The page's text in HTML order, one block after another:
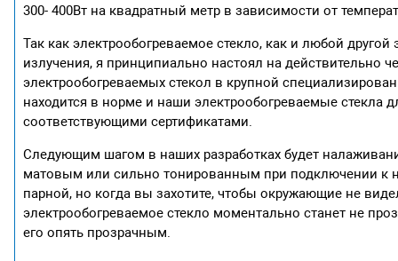
300- 400Вт на квадратный метр в зависимости от
Так как электрообогреваемое стекло, как и любой
излучения, я принципиально настоял на действительно
электрообогреваемых стекол в крупной
находится в норме и наши электрообогреваемые стекла
соответствующими сертификатами.
Следующим шагом в наших разработках будет
матовым или сильно тонированным при подключении к
парной, но когда вы захотите, чтобы окружающие не
электрообогреваемое стекло моментально станет не
его опять прозрачным.